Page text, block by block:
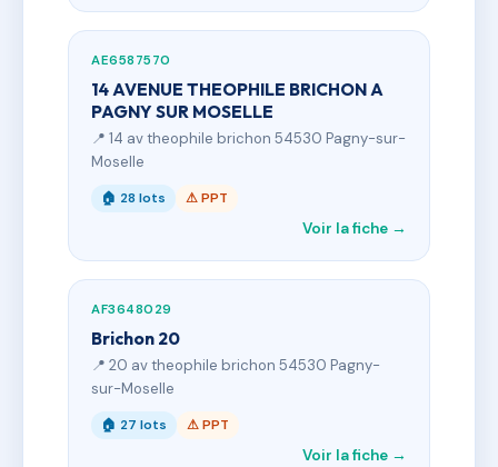
AE6587570
14 AVENUE THEOPHILE BRICHON A
PAGNY SUR MOSELLE
📍 14 av theophile brichon 54530 Pagny-sur-
Moselle
🏠 28 lots ⚠ PPT
Voir la fiche →
AF3648029
Brichon 20
📍 20 av theophile brichon 54530 Pagny-
sur-Moselle
🏠 27 lots ⚠ PPT
Voir la fiche →